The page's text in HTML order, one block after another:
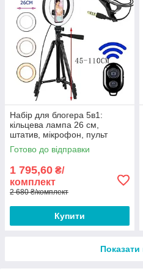
Набір для блогера 5в1:
кільцева лампа 26 см,
штатив, мікрофон, пульт
дистанційного керування,
тримач для телефону
смартфона
Готово до відправки
1 795,60 ₴/
комплект
2 680 ₴/комплект
Купити